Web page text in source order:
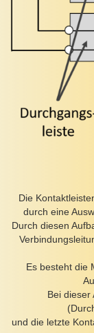
Die
durch eine
Durch diesen
Es besteht die
Bei dieser
und die letzte